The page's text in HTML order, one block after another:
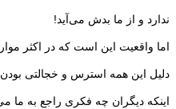
ندارد و از ما بدش می‌آید!
اما واقعیت این است که در اکثر
دلیل این همه استرس و خجالتی
اینکه دیگران چه فکری راجع به ما